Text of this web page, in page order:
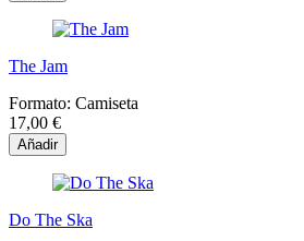
The Jam
Formato: Camiseta
17,00 €
Añadir
Do The Ska